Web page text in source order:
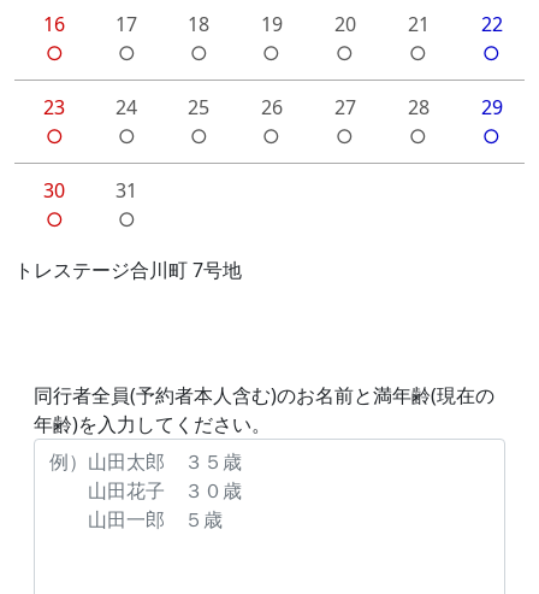
16
○
17
○
18
○
19
○
20
○
21
○
22
○
23
○
24
○
25
○
26
○
27
○
28
○
29
○
30
○
31
○
トレステージ合川町 7号地
同行者全員(予約者本人含む)のお名前と満年齢(現在の
年齢)を入力してください。